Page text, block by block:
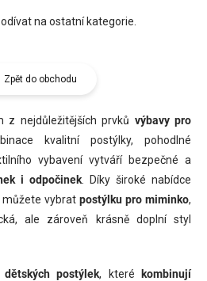
na ostatní kategorie.
Zpět do obchodu
z nejdůležitějších prvků výbavy pro
kvalitní postýlky, pohodlné
vybavení vytváří bezpečné a
i odpočinek . Díky široké nabídce
můžete vybrat postýlku pro miminko,
ale zároveň krásně doplní styl
postýlek, které
kombinují